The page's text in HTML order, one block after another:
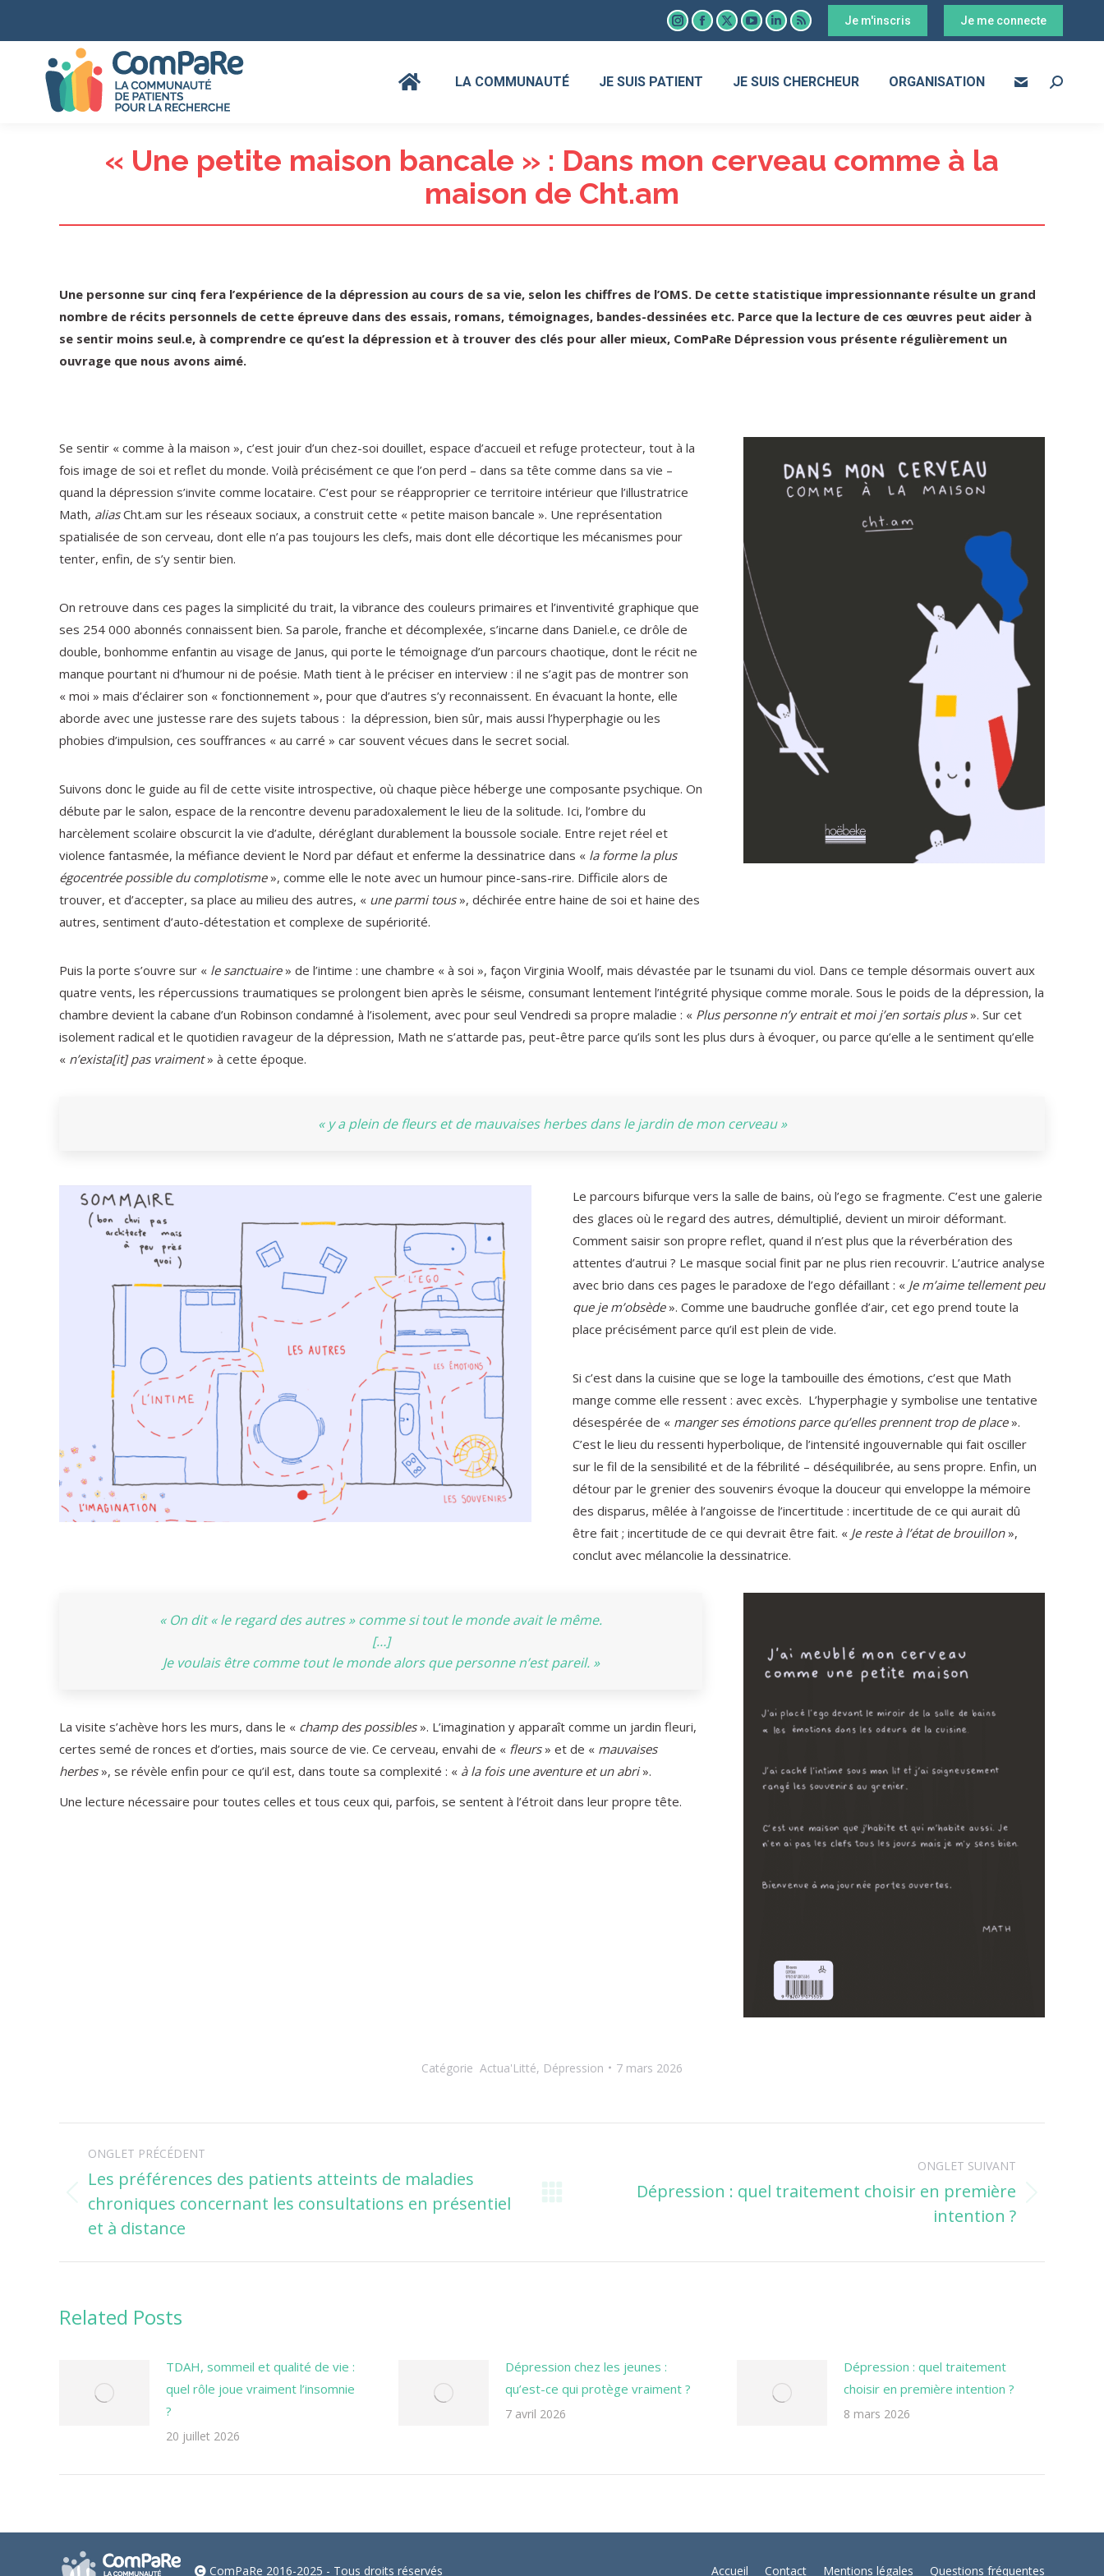
Instagram
opens
Facebook
opens
X
opens
YouTube
opens
LinkedIn
opens
RSS
opens
Je m'inscris Je me connecte
LA COMMUNAUTÉ JE SUIS PATIENT JE SUIS CHERCHEUR ORGANISATION Search:
« Une petite maison bancale » : Dans mon cerveau comme à la
maison de Cht.am
Une personne sur cinq fera l’expérience de la dépression au cours de sa vie, selon les chiffres de l’OMS. De cette statistique impressionnante résulte un grand
nombre de récits personnels de cette épreuve dans des essais, romans, témoignages, bandes-dessinées etc. Parce que la lecture de ces œuvres peut aider à
se sentir moins seul.e, à comprendre ce qu’est la dépression et à trouver des clés pour aller mieux, ComPaRe Dépression vous présente régulièrement un
ouvrage que nous avons aimé.
Se sentir « comme à la maison », c’est jouir d’un chez-soi douillet, espace d’accueil et refuge protecteur, tout à la
fois image de soi et reflet du monde. Voilà précisément ce que l’on perd – dans sa tête comme dans sa vie –
quand la dépression s’invite comme locataire. C’est pour se réapproprier ce territoire intérieur que l’illustratrice
Math, aliasCht.am sur les réseaux sociaux, a construit cette « petite maison bancale ». Une représentation
spatialisée de son cerveau, dont elle n’a pas toujours les clefs, mais dont elle décortique les mécanismes pour
tenter, enfin, de s’y sentir bien.
On retrouve dans ces pages la simplicité du trait, la vibrance des couleurs primaires et l’inventivité graphique que
ses 254 000 abonnés connaissent bien. Sa parole, franche et décomplexée, s’incarne dans Daniel.e, ce drôle de
double, bonhomme enfantin au visage de Janus, qui porte le témoignage d’un parcours chaotique, dont le récit ne
manque pourtant ni d’humour ni de poésie. Math tient à le préciser en interview : il ne s’agit pas de montrer son
« moi » mais d’éclairer son « fonctionnement », pour que d’autres s’y reconnaissent. En évacuant la honte, elle
aborde avec une justesse rare des sujets tabous : la dépression, bien sûr, mais aussi l’hyperphagie ou les
phobies d’impulsion, ces souffrances « au carré » car souvent vécues dans le secret social.
Suivons donc le guide au fil de cette visite introspective, où chaque pièce héberge une composante psychique. On
débute par le salon, espace de la rencontre devenu paradoxalement le lieu de la solitude. Ici, l’ombre du
harcèlement scolaire obscurcit la vie d’adulte, déréglant durablement la boussole sociale. Entre rejet réel et
violence fantasmée, la méfiance devient le Nord par défaut et enferme la dessinatrice dans « la forme la plus
égocentrée possible du complotisme», comme elle le note avec un humour pince-sans-rire. Difficile alors de
trouver, et d’accepter, sa place au milieu des autres, « une parmi tous», déchirée entre haine de soi et haine des
autres, sentiment d’auto-détestation et complexe de supériorité.
Puis la porte s’ouvre sur « le sanctuaire» de l’intime : une chambre « à soi », façon Virginia Woolf, mais dévastée par le tsunami du viol. Dans ce temple désormais ouvert aux
quatre vents, les répercussions traumatiques se prolongent bien après le séisme, consumant lentement l’intégrité physique comme morale. Sous le poids de la dépression, la
chambre devient la cabane d’un Robinson condamné à l’isolement, avec pour seul Vendredi sa propre maladie : « Plus personne n’y entrait et moi j’en sortais plus ». Sur cet
isolement radical et le quotidien ravageur de la dépression, Math ne s’attarde pas, peut-être parce qu’ils sont les plus durs à évoquer, ou parce qu’elle a le sentiment qu’elle
« n’exista[it] pas vraiment» à cette époque.
« y a plein de fleurs et de mauvaises herbes dans le jardin de mon cerveau »
Le parcours bifurque vers la salle de bains, où l’ego se fragmente. C’est une galerie
des glaces où le regard des autres, démultiplié, devient un miroir déformant.
Comment saisir son propre reflet, quand il n’est plus que la réverbération des
attentes d’autrui ? Le masque social finit par ne plus rien recouvrir. L’autrice analyse
avec brio dans ces pages le paradoxe de l’ego défaillant : « Je m’aime tellement peu
que je m’obsède». Comme une baudruche gonflée d’air, cet ego prend toute la
place précisément parce qu’il est plein de vide.
Si c’est dans la cuisine que se loge la tambouille des émotions, c’est que Math
mange comme elle ressent : avec excès. L’hyperphagie y symbolise une tentative
désespérée de « manger ses émotions parce qu’elles prennent trop de place ».
C’est le lieu du ressenti hyperbolique, de l’intensité ingouvernable qui fait osciller
sur le fil de la sensibilité et de la fébrilité – déséquilibrée, au sens propre. Enfin, un
détour par le grenier des souvenirs évoque la douceur qui enveloppe la mémoire
des disparus, mêlée à l’angoisse de l’incertitude : incertitude de ce qui aurait dû
être fait ; incertitude de ce qui devrait être fait. « Je reste à l’état de brouillon»,
conclut avec mélancolie la dessinatrice.
« On dit « le regard des autres » comme si tout le monde avait le même.
[…]
Je voulais être comme tout le monde alors que personne n’est pareil. »
La visite s’achève hors les murs, dans le « champ des possibles». L’imagination y apparaît comme un jardin fleuri,
certes semé de ronces et d’orties, mais source de vie. Ce cerveau, envahi de « fleurs » et de « mauvaises
herbes», se révèle enfin pour ce qu’il est, dans toute sa complexité : « à la fois une aventure et un abri».
Une lecture nécessaire pour toutes celles et tous ceux qui, parfois, se sentent à l’étroit dans leur propre tête.
Catégorie Actua'Litté, Dépression 7 mars 2026
Navigation
commentaire
ONGLET PRÉCÉDENT
Onglet
précédent
Les préférences des patients atteints de maladies
chroniques concernant les consultations en présentiel
et à distance
ONGLET SUIVANT
Dépression : quel traitement choisir en première
intention ?
Related Posts
TDAH, sommeil et qualité de vie :
quel rôle joue vraiment l’insomnie
?
20 juillet 2026
Dépression chez les jeunes :
qu’est-ce qui protège vraiment ?
7 avril 2026
Dépression : quel traitement
choisir en première intention ?
8 mars 2026
ComPaRe 2016-2025 - Tous droits réservés Accueil Contact Mentions légales Questions fréquentes